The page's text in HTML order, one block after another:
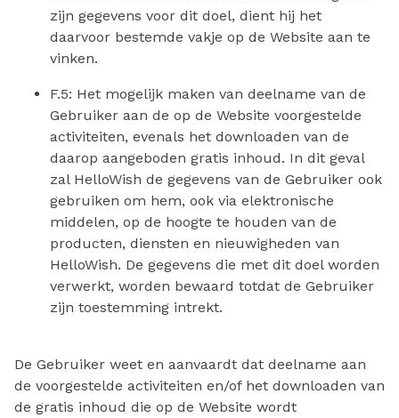
zijn gegevens voor dit doel, dient hij het
daarvoor bestemde vakje op de Website aan te
vinken.
F.5: Het mogelijk maken van deelname van de
Gebruiker aan de op de Website voorgestelde
activiteiten, evenals het downloaden van de
daarop aangeboden gratis inhoud. In dit geval
zal HelloWish de gegevens van de Gebruiker ook
gebruiken om hem, ook via elektronische
middelen, op de hoogte te houden van de
producten, diensten en nieuwigheden van
HelloWish. De gegevens die met dit doel worden
verwerkt, worden bewaard totdat de Gebruiker
zijn toestemming intrekt.
De Gebruiker weet en aanvaardt dat deelname aan
de voorgestelde activiteiten en/of het downloaden van
de gratis inhoud die op de Website wordt